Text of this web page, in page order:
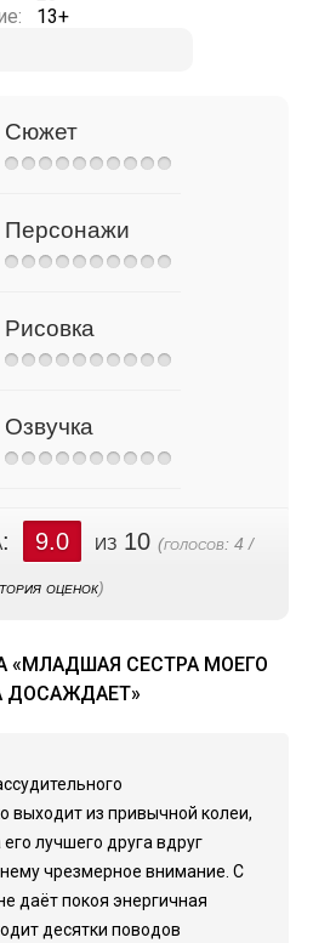
13+
Сюжет
Персонажи
Рисовка
Озвучка
9.0 из 10 (голосов: 4 /
оценок)
«МЛАДШАЯ СЕСТРА МОЕГО
ДОСАЖДАЕТ»
выходит из привычной колеи,
лучшего друга вдруг
чрезмерное внимание. С
даёт покоя энергичная
десятки поводов